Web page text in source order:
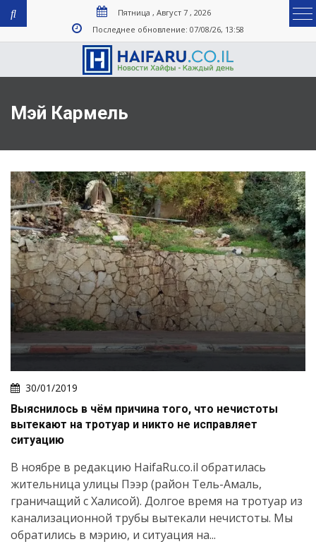
Пятница , Август 7 , 2026
Последнее обновление: 07/08/26, 13:58
Мэй Кармель
30/01/2019
Выяснилось в чём причина того, что нечистоты
вытекают на тротуар и никто не исправляет
ситуацию
В ноябре в редакцию HaifaRu.co.il обратилась
жительница улицы Пээр (район Тель-Амаль,
граничащий с Халисой). Долгое время на тротуар из
канализационной трубы вытекали нечистоты. Мы
обратились в мэрию, и ситуация на...